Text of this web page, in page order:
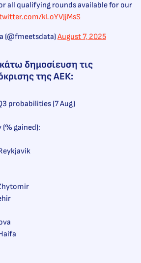
all qualifying rounds available for our
kLoYVJjMsS
(@fmeetsdata)August 7, 2025
δημοσίευση τις
της ΑΕΚ:
probabilities (7 Aug)
gained):